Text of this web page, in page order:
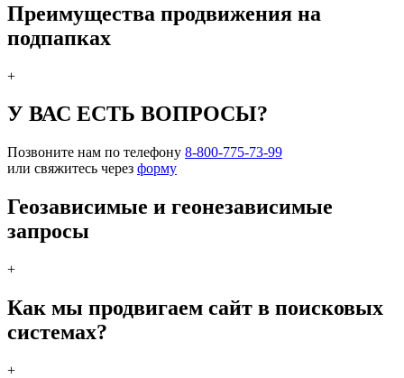
Преимущества продвижения на
подпапках
+
У ВАС ЕСТЬ ВОПРОСЫ?
Позвоните нам по телефону 8-800-775-73-99
или свяжитесь через форму
Геозависимые и геонезависимые
запросы
+
Как мы продвигаем сайт в поисковых
системах?
+